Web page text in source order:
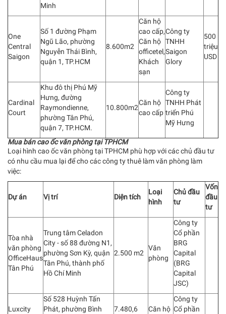
Minh
One
Central
Saigon
Số 1 đường Phạm
Ngũ Lão, phường
Nguyễn Thái Bình,
quận 1, TP.HCM
8.600m2
Căn hộ
cao cấp,
Căn hộ
officetel,
Khách
sạn
Công ty
TNHH
Saigon
Glory
500
triệu
USD
Cardinal
Court
Khu đô thị Phú Mỹ
Hưng, đường
Raymondienne,
phường Tân Phú,
quận 7, TP.HCM.
10.800m2
Căn hộ
cao cấp
Công ty
TNHH Phát
triển Phú
Mỹ Hưng
Mua bán cao ốc văn phòng tại TPHCM
Loại hình cao ốc văn phòng tại TPHCM phù hợp với các chủ đầu tư
có nhu cầu mua lại để cho các công ty thuê làm văn phòng làm
việc:
Dự án Vị trí Diện tích
Loại
hình
Chủ đầu
tư
Vốn
đầu
tư
Tòa nhà
văn phòng
OfficeHaus
Tân Phú
Trung tâm Celadon
City - số 88 đường N1,
phường Sơn Kỳ, quận
Tân Phú, thành phố
Hồ Chí Minh
2.500 m2
Văn
phòng
Công ty
Cổ phần
BRG
Capital
(BRG
Capital
JSC)
Luxcity
Số 528 Huỳnh Tấn
Phát, phường Bình
7.480,6
Căn hộ
Công ty
Cổ phần